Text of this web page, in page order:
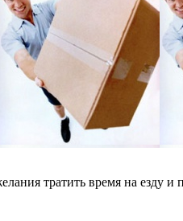
тратить время на езду